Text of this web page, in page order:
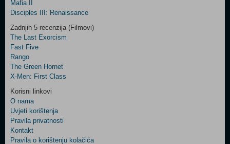
Field
Three
Mafia II
Disciples III: Renaissance
Zadnjih 5 recenzija (Filmovi)
The Last Exorcism
Fast Five
Rango
The Green Hornet
X-Men: First Class
Korisni linkovi
O nama
Uvjeti korištenja
Pravila privatnosti
Kontakt
Pravila o korištenju kolačića